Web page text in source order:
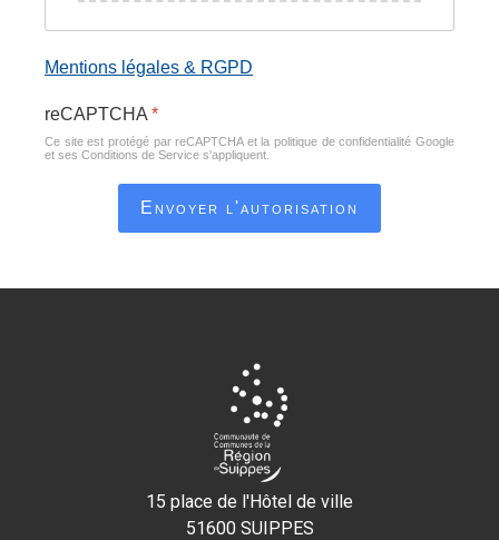
Mentions légales & RGPD
reCAPTCHA*
Ce site est protégé par reCAPTCHA et la politique de confidentialité Google
et ses Conditions de Service s'appliquent.
Envoyer l'autorisation
15 place de l'Hôtel de ville
51600 SUIPPES